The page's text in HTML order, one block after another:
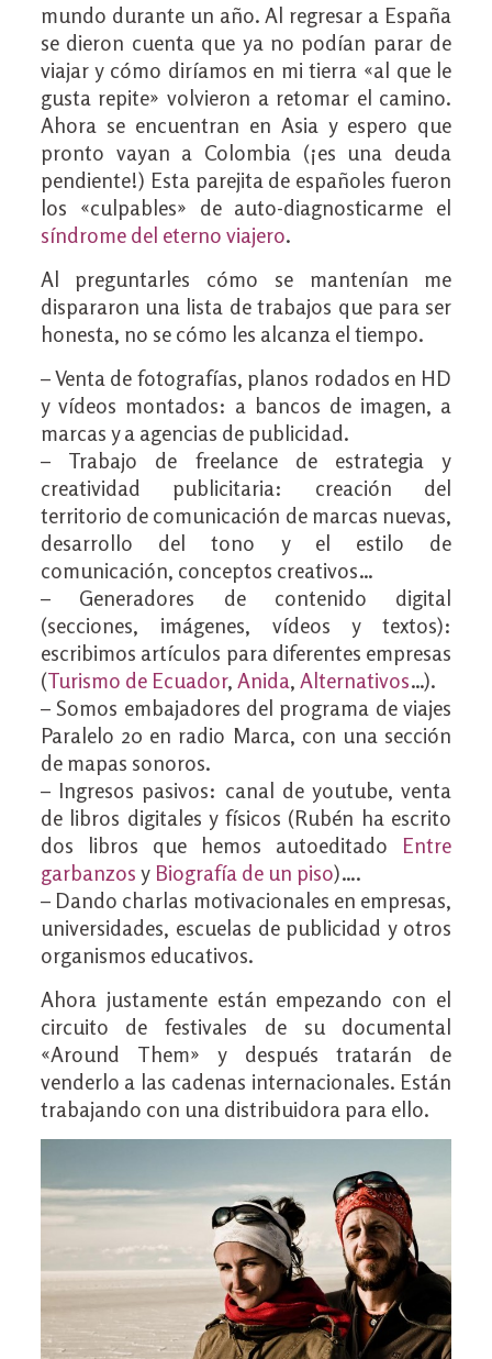
mundo durante un año. Al regresar a España
se dieron cuenta que ya no podían parar de
viajar y cómo diríamos en mi tierra «al que le
gusta repite» volvieron a retomar el camino.
Ahora se encuentran en Asia y espero que
pronto vayan a Colombia (¡es una deuda
pendiente!) Esta parejita de españoles fueron
los «culpables» de auto-diagnosticarme el
síndrome del eterno viajero.
Al preguntarles cómo se mantenían me
dispararon una lista de trabajos que para ser
honesta, no se cómo les alcanza el tiempo.
– Venta de fotografías, planos rodados en HD
y vídeos montados: a bancos de imagen, a
marcas y a agencias de publicidad.
– Trabajo de freelance de estrategia y
creatividad publicitaria: creación del
territorio de comunicación de marcas nuevas,
desarrollo del tono y el estilo de
comunicación, conceptos creativos…
– Generadores de contenido digital
(secciones, imágenes, vídeos y textos):
escribimos artículos para diferentes empresas
(Turismo de Ecuador, Anida, Alternativos…).
– Somos embajadores del programa de viajes
Paralelo 20 en radio Marca, con una sección
de mapas sonoros.
– Ingresos pasivos: canal de youtube, venta
de libros digitales y físicos (Rubén ha escrito
dos libros que hemos autoeditado
Entre
garbanzos y Biografía de un piso)….
– Dando charlas motivacionales en empresas,
universidades, escuelas de publicidad y otros
organismos educativos.
Ahora justamente están empezando con el
circuito de festivales de su documental
«Around Them» y después tratarán de
venderlo a las cadenas internacionales. Están
trabajando con una distribuidora para ello.